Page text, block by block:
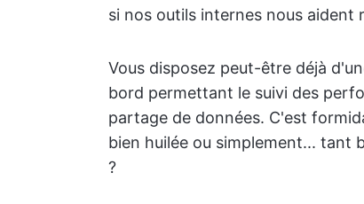
si nos outils internes nous aident
Vous disposez peut-être déjà
bord permettant le suivi des
partage de données. C'est
bien huilée ou simplement... tant
?